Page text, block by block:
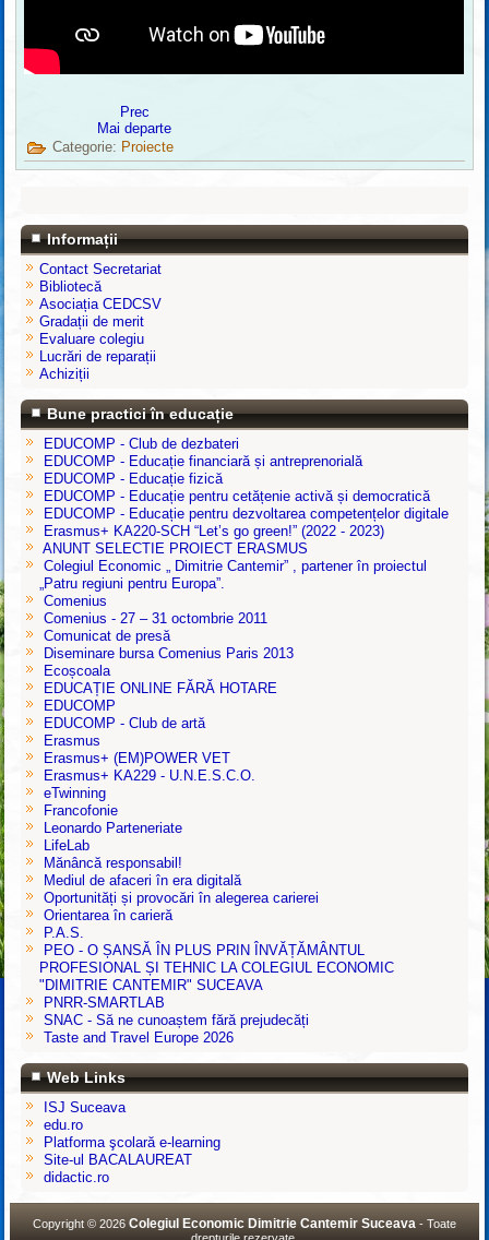
Prec
Mai departe
Categorie: Proiecte
Informații
Contact Secretariat
Bibliotecă
Asociația CEDCSV
Gradații de merit
Evaluare colegiu
Lucrări de reparații
Achiziții
Bune practici în educație
EDUCOMP - Club de dezbateri
EDUCOMP - Educație financiară și antreprenorială
EDUCOMP - Educație fizică
EDUCOMP - Educație pentru cetățenie activă și democratică
EDUCOMP - Educație pentru dezvoltarea competențelor digitale
Erasmus+ KA220-SCH “Let’s go green!” (2022 - 2023)
ANUNT SELECTIE PROIECT ERASMUS
Colegiul Economic „ Dimitrie Cantemir” , partener în proiectul
„Patru regiuni pentru Europa”.
Comenius
Comenius - 27 – 31 octombrie 2011
Comunicat de presă
Diseminare bursa Comenius Paris 2013
Ecoșcoala
EDUCAȚIE ONLINE FĂRĂ HOTARE
EDUCOMP
EDUCOMP - Club de artă
Erasmus
Erasmus+ (EM)POWER VET
Erasmus+ KA229 - U.N.E.S.C.O.
eTwinning
Francofonie
Leonardo Parteneriate
LifeLab
Mănâncă responsabil!
Mediul de afaceri în era digitală
Oportunități și provocări în alegerea carierei
Orientarea în carieră
P.A.S.
PEO - O ȘANSĂ ÎN PLUS PRIN ÎNVĂȚĂMÂNTUL
PROFESIONAL ȘI TEHNIC LA COLEGIUL ECONOMIC
"DIMITRIE CANTEMIR" SUCEAVA
PNRR-SMARTLAB
SNAC - Să ne cunoaștem fără prejudecăți
Taste and Travel Europe 2026
Web Links
ISJ Suceava
edu.ro
Platforma şcolară e-learning
Site-ul BACALAUREAT
didactic.ro
Copyright © 2026 Colegiul Economic Dimitrie Cantemir Suceava - Toate